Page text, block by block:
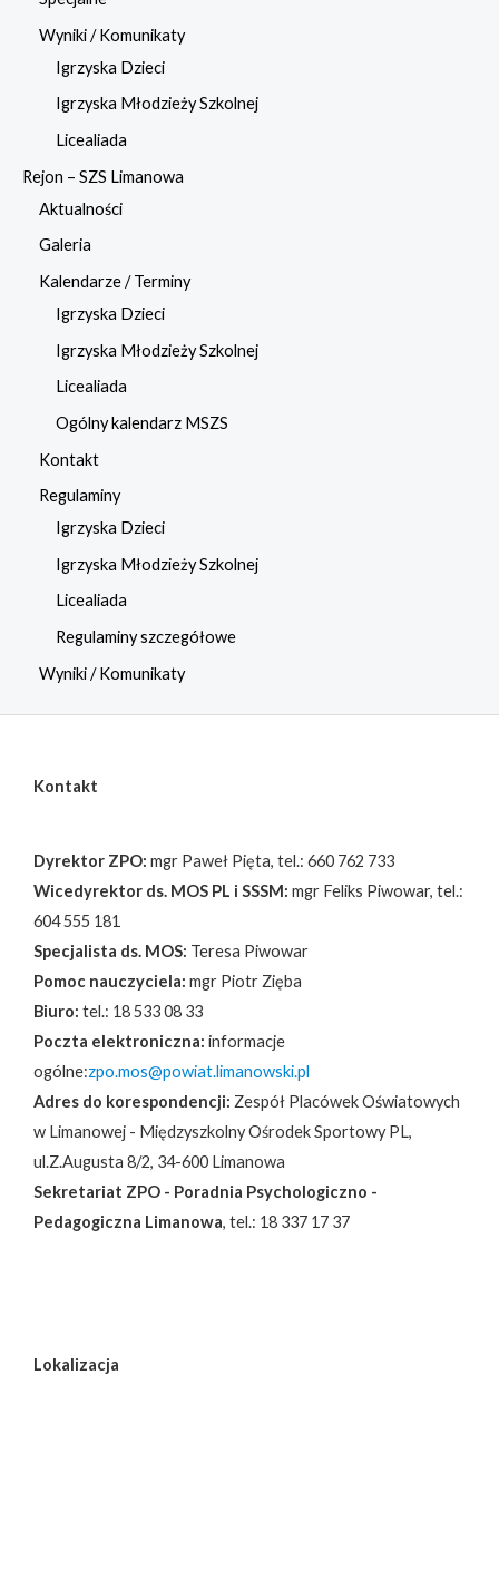
Wyniki / Komunikaty
Igrzyska Dzieci
Igrzyska Młodzieży Szkolnej
Licealiada
Rejon – SZS Limanowa
Aktualności
Galeria
Kalendarze / Terminy
Igrzyska Dzieci
Igrzyska Młodzieży Szkolnej
Licealiada
Ogólny kalendarz MSZS
Kontakt
Regulaminy
Igrzyska Dzieci
Igrzyska Młodzieży Szkolnej
Licealiada
Regulaminy szczegółowe
Wyniki / Komunikaty
Kontakt
Dyrektor ZPO: mgr Paweł Pięta, tel.: 660 762 733
Wicedyrektor ds. MOS PL i SSSM: mgr Feliks Piwowar, tel.:
604 555 181
Specjalista ds. MOS: Teresa Piwowar
Pomoc nauczyciela: mgr Piotr Zięba
Biuro: tel.: 18 533 08 33
Poczta elektroniczna: informacje
ogólne:zpo.mos@powiat.limanowski.pl
Adres do korespondencji: Zespół Placówek Oświatowych
w Limanowej - Międzyszkolny Ośrodek Sportowy PL,
ul.Z.Augusta 8/2, 34-600 Limanowa
Sekretariat ZPO - Poradnia Psychologiczno -
Pedagogiczna Limanowa, tel.: 18 337 17 37
Lokalizacja